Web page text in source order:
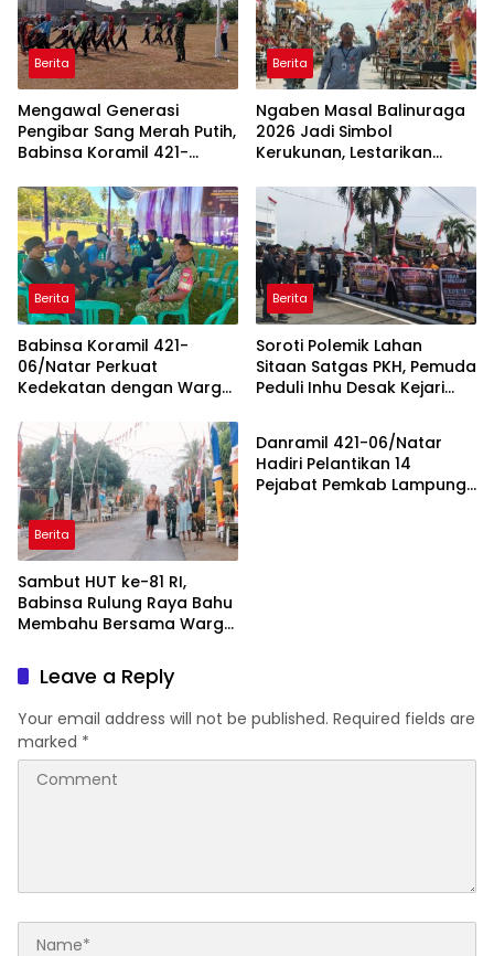
Berita
Mengawal Generasi
Pengibar Sang Merah Putih,
Babinsa Koramil 421-
Paskibra di Dua
Kecamatan Jelang HUT RI
ke-81
Berita
Ngaben Masal Balinuraga
2026 Jadi Simbol
Kerukunan, Lestarikan
Pariwisata Lampung
Selatan
Berita
Babinsa Koramil 421-
06/Natar Perkuat
Kedekatan dengan Warga
Sinergi di Natar dan
Tegineneng
Berita
Soroti Polemik Lahan
Sitaan Satgas PKH, Pemuda
Peduli Inhu Desak Kejari
Berita
Sambut HUT ke-81 RI,
Babinsa Rulung Raya Bahu
Membahu Bersama Warga
Berita
Danramil 421-06/Natar
Hadiri Pelantikan 14
Pejabat Pemkab Lampung
Leave a Reply
Your email address will not be published. Required fields are
marked *